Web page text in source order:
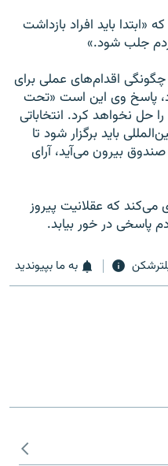
«ابتدا بايد افراد بازداشت
جلب شود.»
اقدام‌های عملی برای
پاسخ وی اين است «تحت
حل نخواهد کرد. انتخاباتی
بايد برگزار شود تا
بيرون می‌آيد، آرای
می‌کند که عقلانيت پيروز
در خور بيابد.
به ما بپیوندید